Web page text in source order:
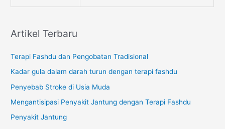
Artikel Terbaru
Terapi Fashdu dan Pengobatan Tradisional
Kadar gula dalam darah turun dengan terapi fashdu
Penyebab Stroke di Usia Muda
Mengantisipasi Penyakit Jantung dengan Terapi Fashdu
Penyakit Jantung